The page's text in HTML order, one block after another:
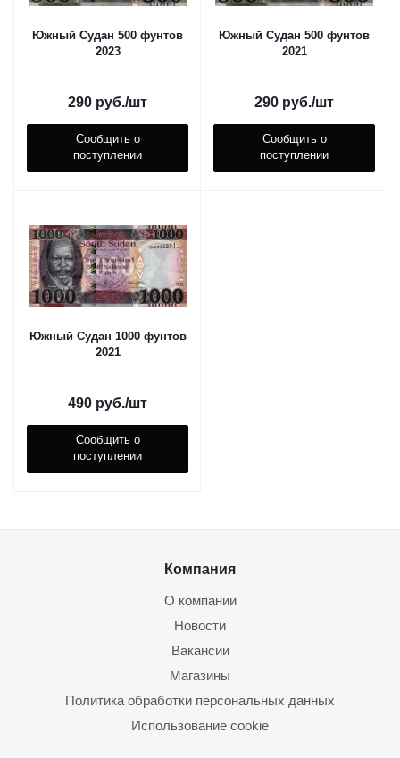
Южный Судан 500 фунтов
2023
290 руб./шт
Сообщить о
поступлении
Южный Судан 500 фунтов
2021
290 руб./шт
Сообщить о
поступлении
Южный Судан 1000 фунтов
2021
490 руб./шт
Сообщить о
поступлении
Компания
О компании
Новости
Вакансии
Магазины
Политика обработки персональных данных
Использование cookie